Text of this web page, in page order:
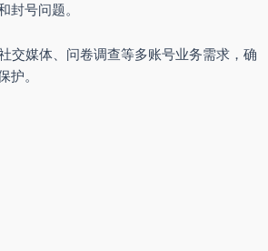
封号问题。
交媒体、问卷调查等多账号业务需求，确
护。